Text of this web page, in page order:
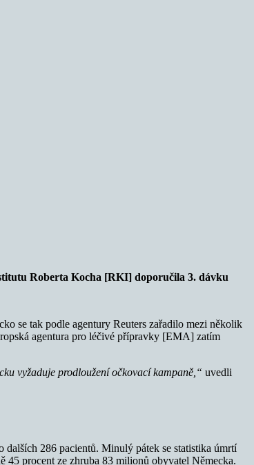
Roberta Kocha [RKI] doporučila 3. dávku
se tak podle agentury Reuters zařadilo mezi několik
agentura pro léčivé přípravky [EMA] zatím
vyžaduje prodloužení očkovací kampaně,“ uvedli
286 pacientů. Minulý pátek se statistika úmrtí
procent ze zhruba 83 milionů obyvatel Německa.